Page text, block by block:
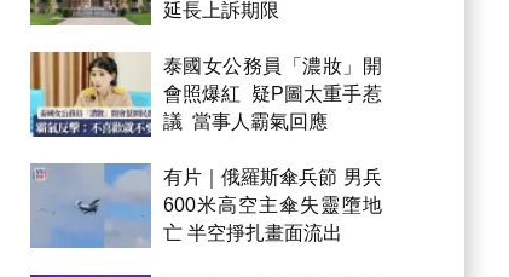
延長上訴期限
泰國女公務員「濃妝」開
會照爆紅 疑P圖太重手惹
議 當事人霸氣回應
有片｜俄羅斯傘兵節 男兵
600米高空主傘失靈墮地
亡 半空掙扎畫面流出